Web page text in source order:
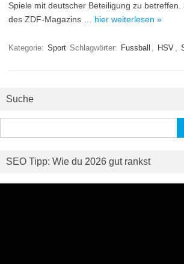
Spiele mit deutscher Beteiligung zu betreffen.
des ZDF-Magazins … hier weiterlesen »
Kategorie: Sport Schlagwörter: Fussball , HSV ,
Suche
nach:
SEO Tipp: Wie du 2026 gut rankst